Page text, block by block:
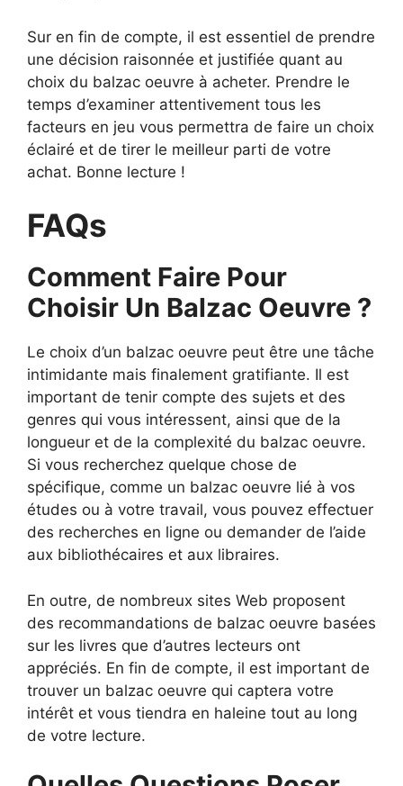
Sur en fin de compte, il est essentiel de prendre
une décision raisonnée et justifiée quant au
choix du balzac oeuvre à acheter. Prendre le
temps d’examiner attentivement tous les
facteurs en jeu vous permettra de faire un choix
éclairé et de tirer le meilleur parti de votre
achat. Bonne lecture !
FAQs
Comment Faire Pour
Choisir Un Balzac Oeuvre ?
Le choix d’un balzac oeuvre peut être une tâche
intimidante mais finalement gratifiante. Il est
important de tenir compte des sujets et des
genres qui vous intéressent, ainsi que de la
longueur et de la complexité du balzac oeuvre.
Si vous recherchez quelque chose de
spécifique, comme un balzac oeuvre lié à vos
études ou à votre travail, vous pouvez effectuer
des recherches en ligne ou demander de l’aide
aux bibliothécaires et aux libraires.
En outre, de nombreux sites Web proposent
des recommandations de balzac oeuvre basées
sur les livres que d’autres lecteurs ont
appréciés. En fin de compte, il est important de
trouver un balzac oeuvre qui captera votre
intérêt et vous tiendra en haleine tout au long
de votre lecture.